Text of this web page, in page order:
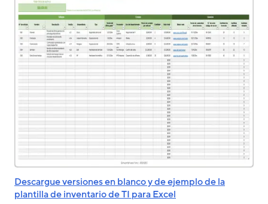
Descargue versiones en blanco y de ejemplo de la
plantilla de inventario de TI para Excel